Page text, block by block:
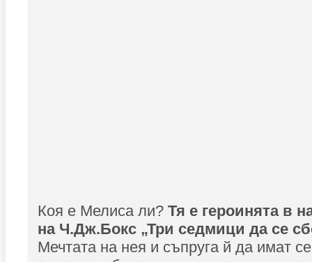
Коя е Мелиса ли? Тя е героинята в
на Ч.Дж.Бокс „Три седмици да се
Мечтата на нея и съпруга й да имат